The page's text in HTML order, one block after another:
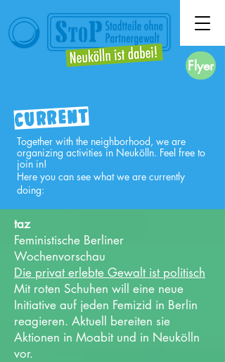
Flyer
Current
Together with the neighborhood, we are
organizing activities in Neukölln. Feel free to
join in!
Here you can see what we are currently
doing:
taz
Feministische Berliner
Wochenvorschau
Die privat erlebte Gewalt ist politisch
Mit roten Schuhen will eine neue
Initiative auf jeden Femizid in Berlin
reagieren. Aktuell bereiten sie
Aktionen in Moabit und in Neukölln
vor.